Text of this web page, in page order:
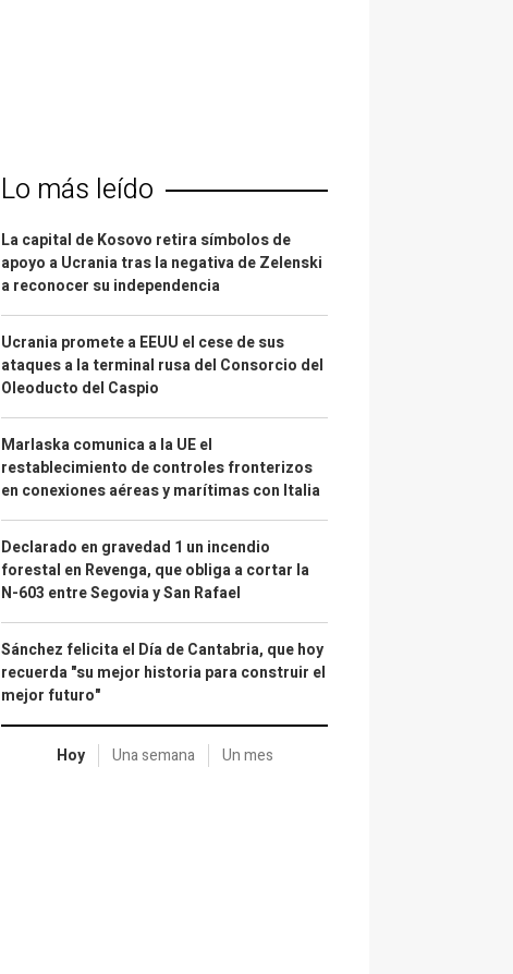
Lo más leído
La capital de Kosovo retira símbolos de
apoyo a Ucrania tras la negativa de Zelenski
a reconocer su independencia
Ucrania promete a EEUU el cese de sus
ataques a la terminal rusa del Consorcio del
Oleoducto del Caspio
Marlaska comunica a la UE el
restablecimiento de controles fronterizos
en conexiones aéreas y marítimas con Italia
Declarado en gravedad 1 un incendio
forestal en Revenga, que obliga a cortar la
N-603 entre Segovia y San Rafael
Sánchez felicita el Día de Cantabria, que hoy
recuerda "su mejor historia para construir el
mejor futuro"
Hoy Una semana Un mes